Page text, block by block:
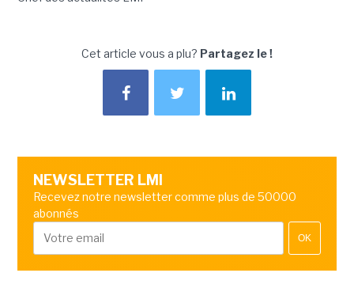
Cet article vous a plu? Partagez le !
NEWSLETTER LMI
Recevez notre newsletter comme plus de 50000
abonnés
OK